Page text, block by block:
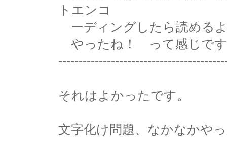
トエンコ
ーディングしたら読める
やったね！ って感じで
それはよかったです。
文字化け問題、なかなかや